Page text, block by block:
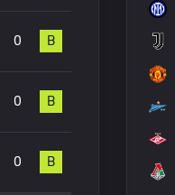
0 В
0 В
0 В